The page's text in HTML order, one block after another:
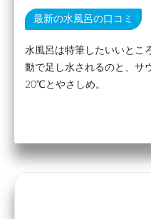
最新の水風呂の口コミ
水風呂は特筆したいいとこ
動で足し水されるのと、サ
20℃とやさしめ。